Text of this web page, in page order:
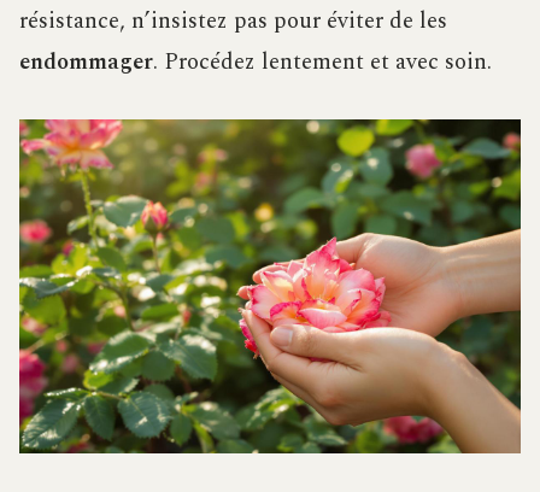
résistance, n’insistez pas pour éviter de les
endommager. Procédez lentement et avec soin.